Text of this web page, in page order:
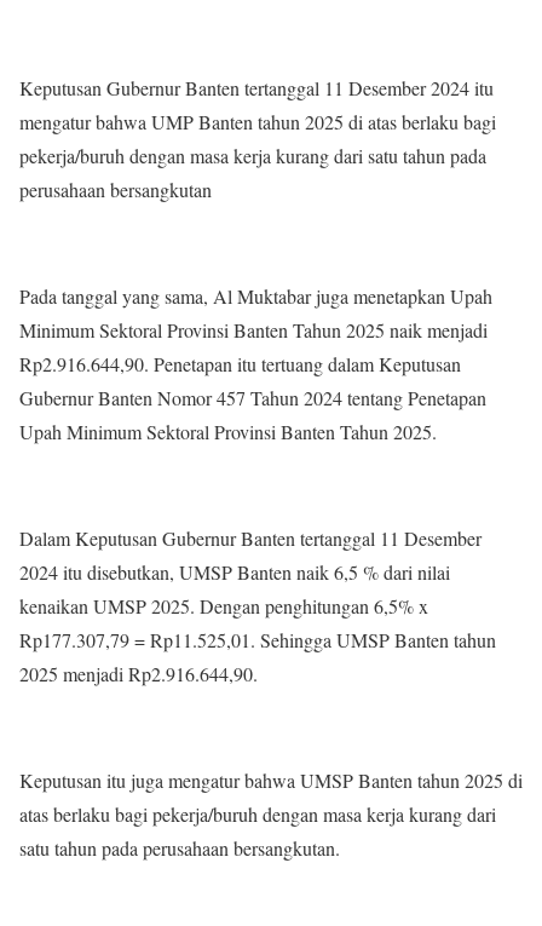
Keputusan Gubernur Banten tertanggal 11 Desember 2024 itu
mengatur bahwa UMP Banten tahun 2025 di atas berlaku bagi
pekerja/buruh dengan masa kerja kurang dari satu tahun pada
perusahaan bersangkutan
Pada tanggal yang sama, Al Muktabar juga menetapkan Upah
Minimum Sektoral Provinsi Banten Tahun 2025 naik menjadi
Rp2.916.644,90. Penetapan itu tertuang dalam Keputusan
Gubernur Banten Nomor 457 Tahun 2024 tentang Penetapan
Upah Minimum Sektoral Provinsi Banten Tahun 2025.
Dalam Keputusan Gubernur Banten tertanggal 11 Desember
2024 itu disebutkan, UMSP Banten naik 6,5 % dari nilai
kenaikan UMSP 2025. Dengan penghitungan 6,5% x
Rp177.307,79 = Rp11.525,01. Sehingga UMSP Banten tahun
2025 menjadi Rp2.916.644,90.
Keputusan itu juga mengatur bahwa UMSP Banten tahun 2025 di
atas berlaku bagi pekerja/buruh dengan masa kerja kurang dari
satu tahun pada perusahaan bersangkutan.